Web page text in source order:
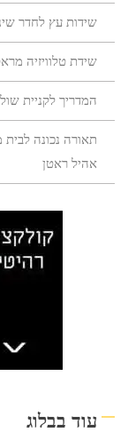
שידות עץ לחדר
שידת טלוויזיה
המדריך לקניית
תאורה נכונה
אהיל ראטן
עוד בבלוג